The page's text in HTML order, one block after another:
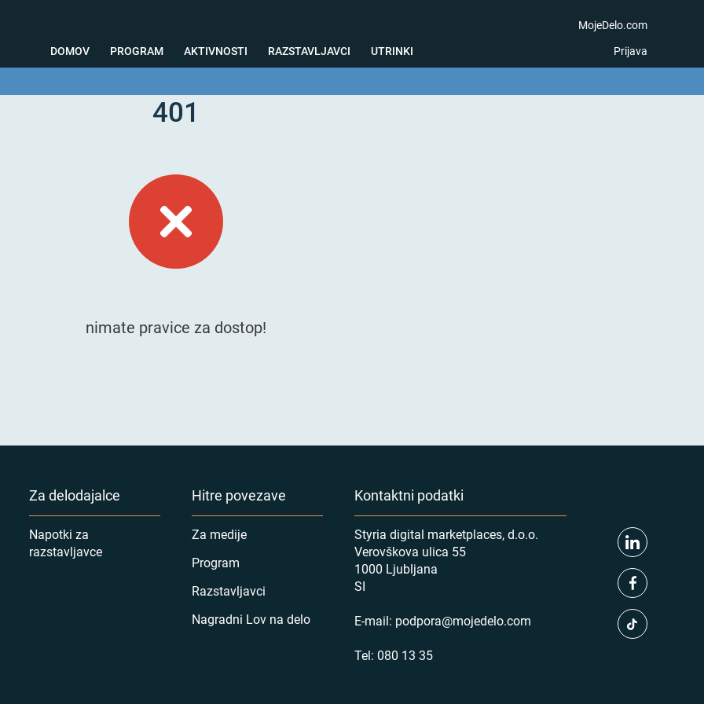
DOMOV PROGRAM AKTIVNOSTI
Testiranja
RAZSTAVLJAVCI UTRINKI
MojeDelo.com
Prijava
401
nimate pravice za dostop!
Za delodajalce
Napotki za
razstavljavce
Hitre povezave
Za medije
Program
Razstavljavci
Nagradni Lov na delo
Kontaktni podatki
Styria digital marketplaces, d.o.o.
Verovškova ulica 55
1000 Ljubljana
SI
E-mail: podpora@mojedelo.com
Tel: 080 13 35